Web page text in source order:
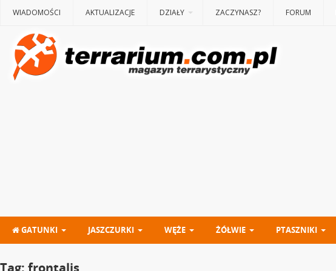
WIADOMOŚCI AKTUALIZACJE DZIAŁY ZACZYNASZ? FORUM
GATUNKI JASZCZURKI WĘŻE ŻÓŁWIE PTASZNIKI
Tag: frontalis